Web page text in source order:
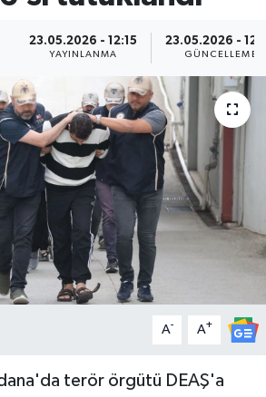
23.05.2026 - 12:15
YAYINLANMA
23.05.2026 -
GÜNCELLEME
A- A+
terör örgütü DEAŞ'a